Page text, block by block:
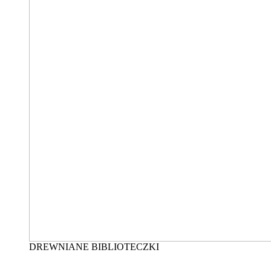
DREWNIANE BIBLIOTECZKI